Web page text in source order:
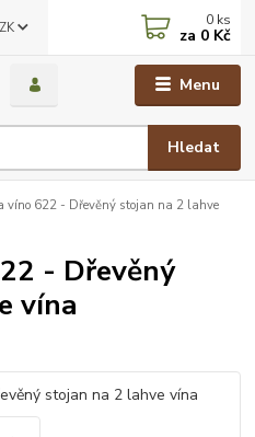
Menu
Hledat
0 ks
za 0 Kč
víno 622 - Dřevěný stojan na 2 lahve
- Dřevěný
vína